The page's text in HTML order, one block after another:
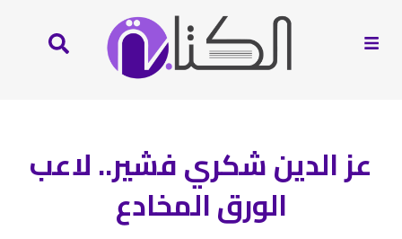
عز الدين شكري فشير.. لاعب
الورق المخادع